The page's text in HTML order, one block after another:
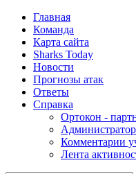
Главная
Команда
Карта сайта
Sharks Today
Новости
Прогнозы атак
Ответы
Справка
Ортокон -
Администратор
Комментарии
Лента